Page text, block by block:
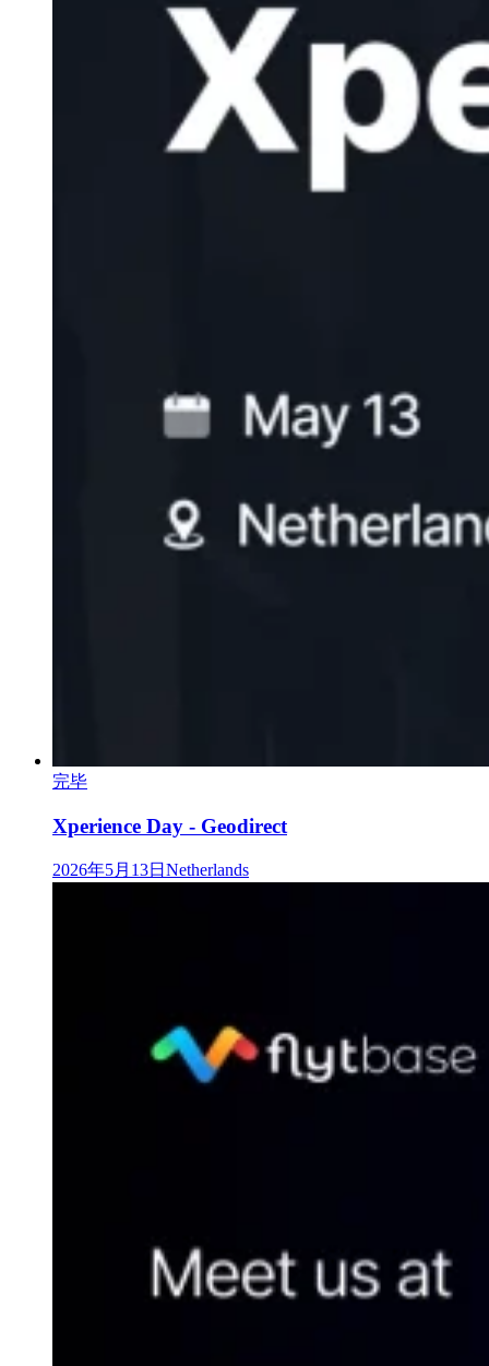
完毕
Xperience Day - Geodirect
2026年5月13日 Netherlands